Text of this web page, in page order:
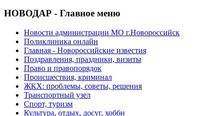
НОВОДАР - Главное меню
Новости администрации МО г.Новороссийск
Поликлиника онлайн
Главная - Новороссийские известия
Поздравления, праздники, визиты
Право и правопорядок
Происшествия, криминал
ЖКХ: проблемы, советы, решения
Транспортный узел
Спорт, туризм
Культура, отдых, досуг, хобби